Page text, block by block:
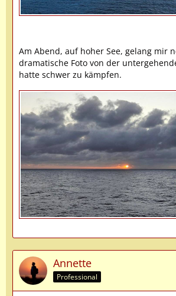
Am Abend, auf hoher See, gelang mir
dramatische Foto von der
hatte schwer zu kämpfen.
Annette
Professional